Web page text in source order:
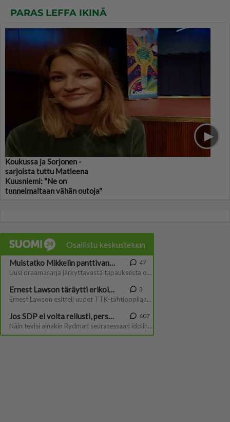
PARAS LEFFA IKINÄ
Koukussa ja Sorjonen -
sarjoista tuttu Matleena
Kuusniemi: "Ne on
tunnelmaltaan vähän outoja"